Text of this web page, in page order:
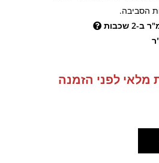
מלאי לפני הזמנה